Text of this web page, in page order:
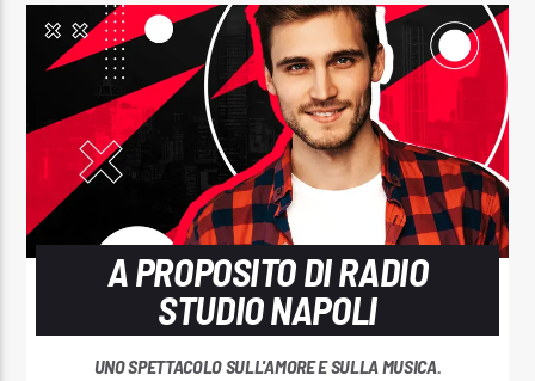
A PROPOSITO DI RADIO
STUDIO NAPOLI
UNO SPETTACOLO SULL'AMORE E SULLA MUSICA.